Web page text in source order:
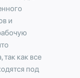
и
так как все
под